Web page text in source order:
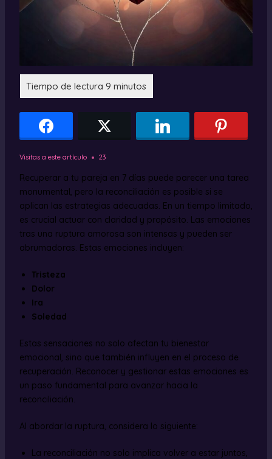
Visitas a este artículo 23
Recuperar a tu pareja en 7 días puede parecer una tarea
monumental, pero la reconciliación es posible si se
aplican las estrategias adecuadas. En un tiempo limitado,
es crucial actuar con claridad y propósito. Las emociones
tras una ruptura amorosa son intensas y pueden ser
abrumadoras. Estas emociones incluyen:
Tristeza
Dolor
Ira
Soledad
Estas sensaciones no solo afectan tu bienestar
emocional, sino que también influyen en el proceso de
recuperación. Reconocer y gestionar estas emociones es
un paso fundamental para avanzar hacia la
reconciliación.
Al abordar la ruptura, considera lo siguiente:
La reconciliación no solo implica volver a estar juntos,